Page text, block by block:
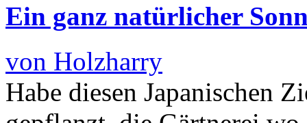
Ein ganz natürlicher
von Holzharry
Habe diesen Japanischen